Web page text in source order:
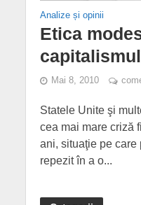
Analize și opinii
Etica
Mai 8, 2010
Statele Unite şi
cea mai mare criză
ani, situaţie pe care
repezit în a o...